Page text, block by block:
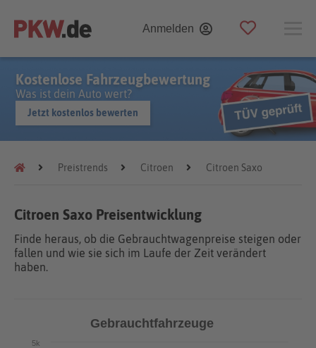
Anmelden
Kostenlose Fahrzeugbewertung
Was ist dein Auto wert?
Jetzt kostenlos bewerten
Preistrends Citroen Citroen Saxo
Citroen Saxo Preisentwicklung
Finde heraus, ob die Gebrauchtwagenpreise steigen oder
fallen und wie sie sich im Laufe der Zeit verändert
haben.
Gebrauchtfahrzeuge
5k